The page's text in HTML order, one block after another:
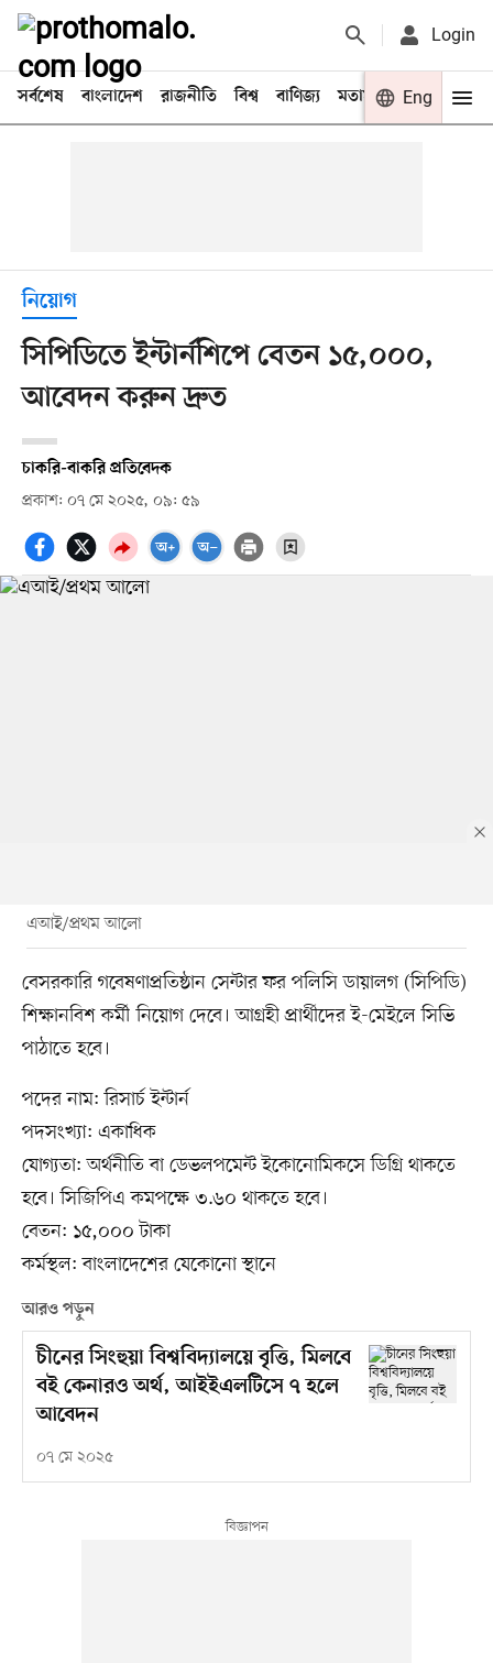
Login
সর্বশেষ বাংলাদেশ রাজনীতি বিশ্ব বাণিজ্য মতামত খেলা
Eng
নিয়োগ
সিপিডিতে ইন্টার্নশিপে বেতন ১৫,০০০,
আবেদন করুন দ্রুত
চাকরি-বাকরি প্রতিবেদক
প্রকাশ: ০৭ মে ২০২৫, ০৯: ৫৯
এআই/প্রথম আলো
বেসরকারি গবেষণাপ্রতিষ্ঠান সেন্টার ফর পলিসি ডায়ালগ (সিপিডি)
শিক্ষানবিশ কর্মী নিয়োগ দেবে। আগ্রহী প্রার্থীদের ই-মেইলে সিভি
পাঠাতে হবে।
পদের নাম: রিসার্চ ইন্টার্ন
পদসংখ্যা: একাধিক
যোগ্যতা: অর্থনীতি বা ডেভলপমেন্ট ইকোনোমিকসে ডিগ্রি থাকতে
হবে। সিজিপিএ কমপক্ষে ৩.৬০ থাকতে হবে।
বেতন: ১৫,০০০ টাকা
কর্মস্থল: বাংলাদেশের যেকোনো স্থানে
আরও পড়ুন
চীনের সিংহুয়া বিশ্ববিদ্যালয়ে বৃত্তি, মিলবে
বই কেনারও অর্থ, আইইএলটিসে ৭ হলে
আবেদন
০৭ মে ২০২৫